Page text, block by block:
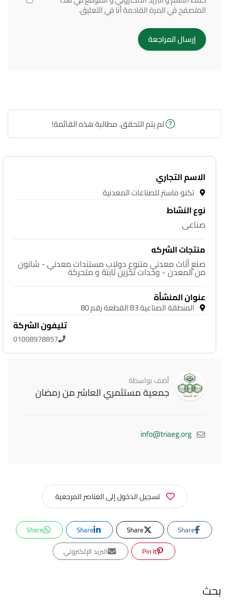
المتصفح في المرة القادمة أنا في التعليق.
لم يتم التحقق. مطالبة هذه القائمة!
الاسم التجاري
تكنو ماستر للصناعات المعدنية
نوع النشاط
صناعى
منتجات الشركه
صنع أثاث معدني متنوع دولاب مستندات معدني - شانون
من المعدن - وحدات تخزين ثابتة و متحركة
عنوان المنشأة
المنطقة الصناعية B3 القطعة رقم 80
تليفون الشركة
01008978857
أضف بواسطة
جمعية مستثمري العاشر من رمضان
info@triaeg.org
تسجيل الدخول إلى العناصر المرجعية
Share
Share
Share
Share
Pin It
البريد الإلكتروني
بحث